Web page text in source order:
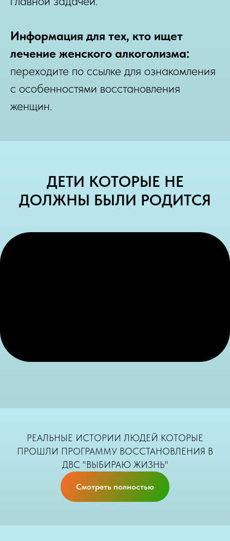
Информация для тех, кто ищет
лечение женского алкоголизма:
переходите по ссылке для ознакомления
с особенностями восстановления
женщин.
ДЕТИ КОТОРЫЕ НЕ
ДОЛЖНЫ БЫЛИ РОДИТСЯ
РЕАЛЬНЫЕ ИСТОРИИ ЛЮДЕЙ КОТОРЫЕ
ПРОШЛИ ПРОГРАММУ ВОССТАНОВЛЕНИЯ В
ДВС "ВЫБИРАЮ ЖИЗНЬ"
Смотреть полностью